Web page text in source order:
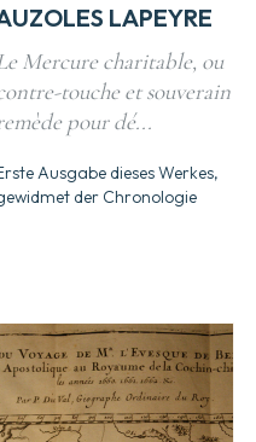
LAPEYRE
Mercure charitable, ou
touche et souverain
pour dé...
Ausgabe dieses Werkes,
der Chronologie